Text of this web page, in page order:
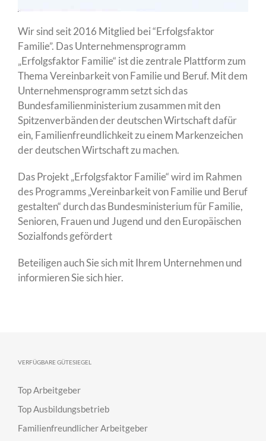
Wir sind seit 2016 Mitglied bei “Erfolgsfaktor
Familie”. Das Unternehmensprogramm
„Erfolgsfaktor Familie“ ist die zentrale Plattform zum
Thema Vereinbarkeit von Familie und Beruf. Mit dem
Unternehmensprogramm setzt sich das
Bundesfamilienministerium zusammen mit den
Spitzenverbänden der deutschen Wirtschaft dafür
ein, Familienfreundlichkeit zu einem Markenzeichen
der deutschen Wirtschaft zu machen.
Das Projekt „Erfolgsfaktor Familie“ wird im Rahmen
des Programms „Vereinbarkeit von Familie und Beruf
gestalten“ durch das Bundesministerium für Familie,
Senioren, Frauen und Jugend und den Europäischen
Sozialfonds gefördert
Beteiligen auch Sie sich mit Ihrem Unternehmen und
informieren Sie sichhier.
VERFÜGBARE GÜTESIEGEL
Top Arbeitgeber
Top Ausbildungsbetrieb
Familienfreundlicher Arbeitgeber